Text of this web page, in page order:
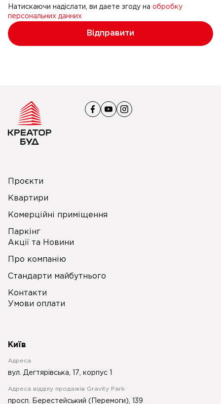
Натискаючи надіслати, ви даете згоду на обробку
персональних данних
Відправити
Проєкти
Квартири
Комерційні приміщення
Паркінг
Акції та Новини
Про компанію
Стандарти майбутнього
Контакти
Умови оплати
Київ
Адреса
вул. Дегтярівська, 17, корпус 1
Адреса відділу продажів Gravity Park
просп. Берестейський (Перемоги), 139